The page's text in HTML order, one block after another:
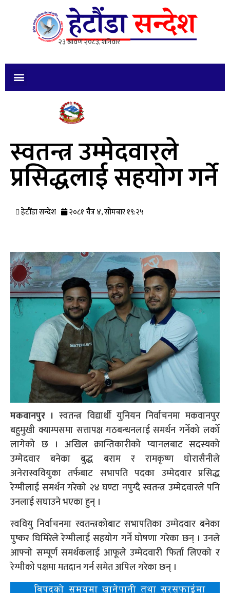
स्वतन्त्र उम्मेदवारले
प्रसिद्धलाई सहयोग गर्ने
हेटौँडा सन्देश २०८१ चैत्र ४, सोमबार १९:२५
मकवानपुर । स्वतन्त्र विद्यार्थी युनियन निर्वाचनमा मकवानपुर
बहुमुखी क्याम्पसमा सत्तापक्ष गठबन्धनलाई समर्थन गर्नेको लर्को
लागेको छ । अखिल क्रान्तिकारीको प्यानलबाट सदस्यको
उम्मेदवार बनेका बुद्ध बराम र रामकृष्ण घोरासैनीले
अनेरास्ववियुका तर्फबाट सभापति पदका उम्मेदवार प्रसिद्ध
रेग्मीलाई समर्थन गरेको २४ घण्टा नपुग्दै स्वतन्त्र उम्मेदवारले पनि
उनलाई सघाउने भएका हुन् ।
स्ववियु निर्वाचनमा स्वतन्त्रकोबाट सभापतिका उम्मेदवार बनेका
पुष्कर घिमिरेले रेग्मीलाई सहयोग गर्ने घोषणा गरेका छन् । उनले
आफ्नो सम्पूर्ण समर्थकलाई आफूले उम्मेदवारी फिर्ता लिएको र
रेग्मीको पक्षमा मतदान गर्न समेत अपिल गरेका छन् ।